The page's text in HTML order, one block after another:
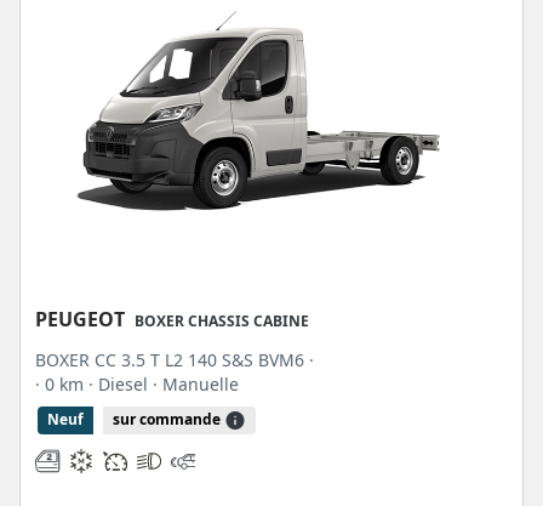
PEUGEOT BOXER CHASSIS CABINE
BOXER CC 3.5 T L2 140 S&S BVM6 ·
· 0 km · Diesel · Manuelle
Neuf sur commande